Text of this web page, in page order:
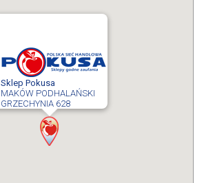
Sklep Pokusa
MAKÓW PODHALAŃSKI
GRZECHYNIA 628